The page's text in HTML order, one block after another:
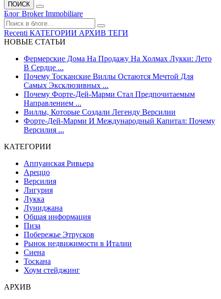
ПОИСК
Блог Broker Immobiliare
Recenti КАТЕГОРИИ АРХИВ ТЕГИ
НОВЫЕ СТАТЬИ
Фермерские Дома На Продажу На Холмах Лукки: Лето
В Сердце ...
Почему Тосканские Виллы Остаются Мечтой Для
Самых Эксклюзивных ...
Почему Форте-Дей-Марми Стал Предпочитаемым
Направлением ...
Виллы, Которые Создали Легенду Версилии
Форте-Дей-Марми И Международный Капитал: Почему
Версилия ...
КАТЕГОРИИ
Аппуанская Ривьера
Ареццо
Версилия
Лигурия
Лукка
Луниджана
Общая информация
Пиза
Побережье Этрусков
Рынок недвижимости в Италии
Сиена
Тоскана
Хоум стейджинг
АРХИВ